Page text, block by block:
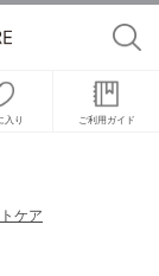
入り ご利用ガイド
ケア